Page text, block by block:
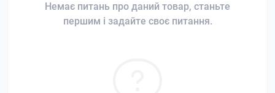
Немає питань про даний товар, станьте
першим і задайте своє питання.